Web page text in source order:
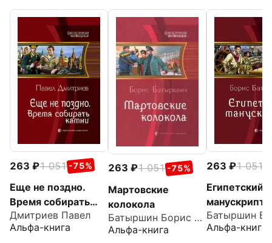
263 1 051 -75%
Еще не поздно.
Время собирать
камни
Дмитриев Павел
Альфа-книга
263 1 051 -75%
Мартовские
колокола
Батыршин Борис Борисович
Альфа-книга
263 1 051
Египетский
манускрипт
Альфа-книга